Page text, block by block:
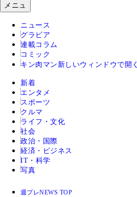
メニュ
ニュース
グラビア
連載コラム
コミック
キン肉マン 新しいウィンドウで開く
新着
エンタメ
スポーツ
クルマ
ライフ・文化
社会
政治・国際
経済・ビジネス
IT・科学
写真
週プレNEWS TOP